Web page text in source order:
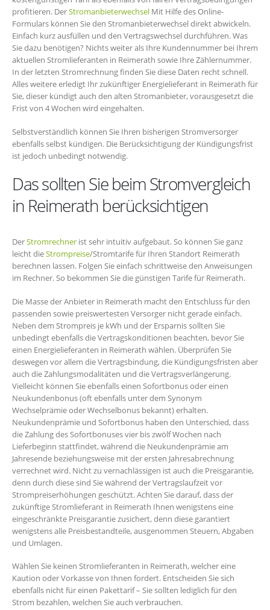
profitieren. DerStromanbieterwechsel Mit Hilfe des Online-
Formulars können Sie den Stromanbieterwechsel direkt abwickeln.
Einfach kurz ausfüllen und den Vertragswechsel durchführen. Was
Sie dazu benötigen? Nichts weiter als Ihre Kundennummer bei Ihrem
aktuellen Stromlieferanten in Reimerath sowie Ihre Zählernummer.
In der letzten Stromrechnung finden Sie diese Daten recht schnell.
Alles weitere erledigt Ihr zukünftiger Energielieferant in Reimerath für
Sie, dieser kündigt auch den alten Stromanbieter, vorausgesetzt die
Frist von 4 Wochen wird eingehalten.
Selbstverständlich können Sie Ihren bisherigen Stromversorger
ebenfalls selbst kündigen. Die Berücksichtigung der Kündigungsfrist
ist jedoch unbedingt notwendig.
Das sollten Sie beim Stromvergleich
in Reimerath berücksichtigen
DerStromrechner ist sehr intuitiv aufgebaut. So können Sie ganz
leicht dieStrompreise/Stromtarife für Ihren Standort Reimerath
berechnen lassen. Folgen Sie einfach schrittweise den Anweisungen
im Rechner. So bekommen Sie die günstigen Tarife für Reimerath.
Die Masse der Anbieter in Reimerath macht den Entschluss für den
passenden sowie preiswertesten Versorger nicht gerade einfach.
Neben dem Strompreis je kWh und der Ersparnis sollten Sie
unbedingt ebenfalls die Vertragskonditionen beachten, bevor Sie
einen Energielieferanten in Reimerath wählen. Überprüfen Sie
deswegen vor allem die Vertragsbindung, die Kündigungsfristen aber
auch die Zahlungsmodalitäten und die Vertragsverlängerung.
Vielleicht können Sie ebenfalls einen Sofortbonus oder einen
Neukundenbonus (oft ebenfalls unter dem Synonym
Wechselprämie oder Wechselbonus bekannt) erhalten.
Neukundenprämie und Sofortbonus haben den Unterschied, dass
die Zahlung des Sofortbonuses vier bis zwölf Wochen nach
Lieferbeginn stattfindet, während die Neukundenprämie am
Jahresende beziehungsweise mit der ersten Jahresabrechnung
verrechnet wird. Nicht zu vernachlässigen ist auch die Preisgarantie,
denn durch diese sind Sie während der Vertragslaufzeit vor
Strompreiserhöhungen geschützt. Achten Sie darauf, dass der
zukünftige Stromlieferant in Reimerath Ihnen wenigstens eine
eingeschränkte Preisgarantie zusichert, denn diese garantiert
wenigstens alle Preisbestandteile, ausgenommen Steuern, Abgaben
und Umlagen.
Wählen Sie keinen Stromlieferanten in Reimerath, welcher eine
Kaution oder Vorkasse von Ihnen fordert. Entscheiden Sie sich
ebenfalls nicht für einen Pakettarif – Sie sollten lediglich für den
Strom bezahlen, welchen Sie auch verbrauchen.